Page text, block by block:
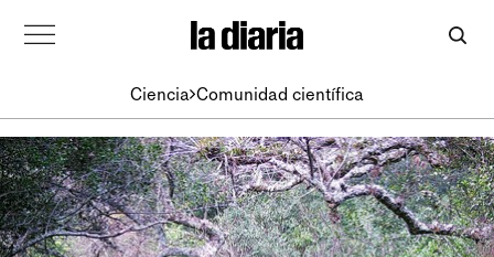
Ciencia Comunidad científica